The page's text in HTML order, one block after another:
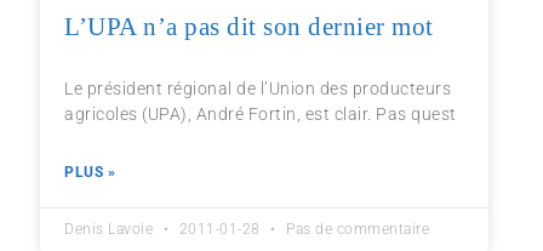
L’UPA n’a pas dit son dernier mot
Le président régional de l’Union des producteurs
agricoles (UPA), André Fortin, est clair. Pas quest
PLUS »
Denis Lavoie 2011-01-28 Pas de commentaire